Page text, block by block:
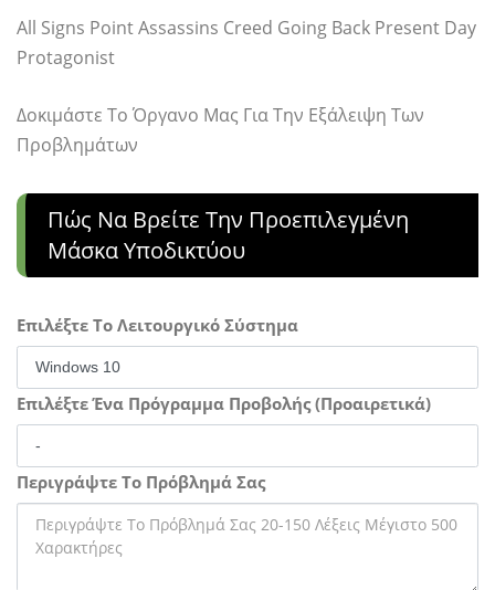
All Signs Point Assassins Creed Going Back Present Day
Protagonist
Δοκιμάστε Το Όργανο Μας Για Την Εξάλειψη Των
Προβλημάτων
Πώς Να Βρείτε Την Προεπιλεγμένη
Μάσκα Υποδικτύου
Επιλέξτε Το Λειτουργικό Σύστημα
Επιλέξτε Ένα Πρόγραμμα Προβολής (Προαιρετικά)
Περιγράψτε Το Πρόβλημά Σας